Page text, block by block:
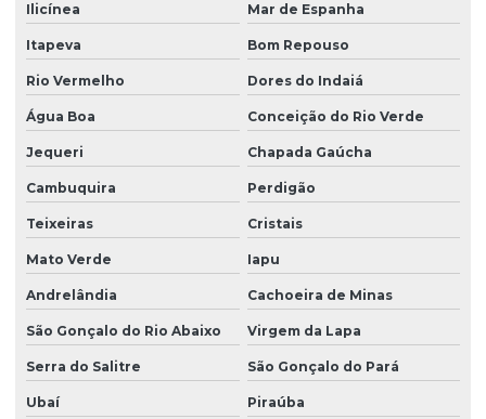
Ilicínea Mar de Espanha
Itapeva Bom Repouso
Rio Vermelho Dores do Indaiá
Água Boa Conceição do Rio Verde
Jequeri Chapada Gaúcha
Cambuquira Perdigão
Teixeiras Cristais
Mato Verde Iapu
Andrelândia Cachoeira de Minas
São Gonçalo do Rio Abaixo Virgem da Lapa
Serra do Salitre São Gonçalo do Pará
Ubaí Piraúba